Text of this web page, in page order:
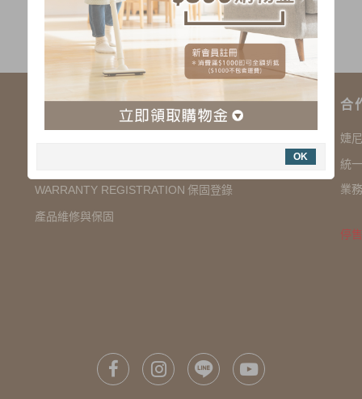
購物說明
WARRANTY REGISTRATION 保固登錄
產品維修與保固
合
婕
統
業
停
OK